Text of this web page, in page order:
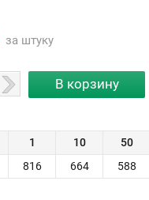
за штуку
1 10 50
816 664 588